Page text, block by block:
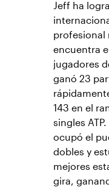
Jeff ha
profesional
encuentra
jugadores
ganó 23
143 en el
singles
ocupó el
dobles y
mejores
gira,